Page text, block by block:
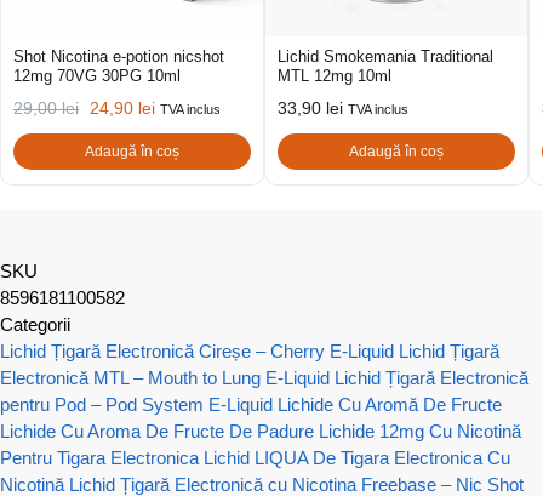
Shot Nicotina e-potion nicshot
12mg 70VG 30PG 10ml
29,00lei 24,90 lei TVA inclus
Adaugă în coș
Lichid Smokemania Traditional
MTL 12mg 10ml
33,90 lei TVA inclus
Adaugă în coș
SKU
8596181100582
Categorii
Lichid Țigară Electronică Cireșe – Cherry E-Liquid Lichid Țigară
Electronică MTL – Mouth to Lung E-Liquid Lichid Țigară Electronică
pentru Pod – Pod System E-Liquid Lichide Cu Aromă De Fructe
Lichide Cu Aroma De Fructe De Padure Lichide 12mg Cu Nicotină
Pentru Tigara Electronica Lichid LIQUA De Tigara Electronica Cu
Nicotină Lichid Țigară Electronică cu Nicotina Freebase – Nic Shot